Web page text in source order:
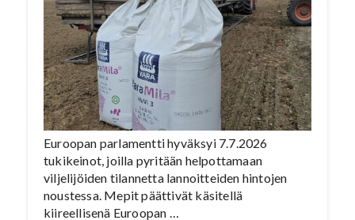
Euroopan parlamentti hyväksyi 7.7.2026
tukikeinot, joilla pyritään helpottamaan
viljelijöiden tilannetta lannoitteiden hintojen
noustessa. Mepit päättivät käsitellä
kiireellisenä Euroopan …